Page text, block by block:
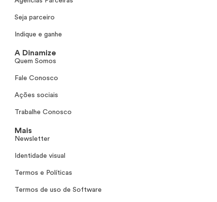
Seja parceiro
Indique e ganhe
A Dinamize
Quem Somos
Fale Conosco
Ações sociais
Trabalhe Conosco
Mais
Newsletter
Identidade visual
Termos e Políticas
Termos de uso de Software